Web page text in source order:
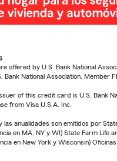
offered by U.S. Bank National
Bank National Association. Member
of this credit card is U.S. Bank
from Visa U.S.A. Inc.
las anualidades son emitidos por
en MA, NY y WI) State Farm Life
en New York y Wisconsin)